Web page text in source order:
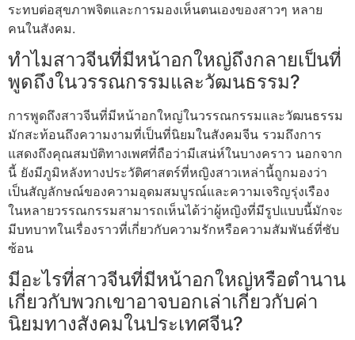
ระทบต่อสุขภาพจิตและการมองเห็นตนเองของสาวๆ หลาย
คนในสังคม.
ทำไมสาวจีนที่มีหน้าอกใหญ่ถึงกลายเป็นที่
พูดถึงในวรรณกรรมและวัฒนธรรม?
การพูดถึงสาวจีนที่มีหน้าอกใหญ่ในวรรณกรรมและวัฒนธรรม
มักสะท้อนถึงความงามที่เป็นที่นิยมในสังคมจีน รวมถึงการ
แสดงถึงคุณสมบัติทางเพศที่ถือว่ามีเสน่ห์ในบางคราว นอกจาก
นี้ ยังมีภูมิหลังทางประวัติศาสตร์ที่หญิงสาวเหล่านี้ถูกมองว่า
เป็นสัญลักษณ์ของความอุดมสมบูรณ์และความเจริญรุ่งเรือง
ในหลายวรรณกรรมสามารถเห็นได้ว่าผู้หญิงที่มีรูปแบบนี้มักจะ
มีบทบาทในเรื่องราวที่เกี่ยวกับความรักหรือความสัมพันธ์ที่ซับ
ซ้อน
มีอะไรที่สาวจีนที่มีหน้าอกใหญ่หรือตำนาน
เกี่ยวกับพวกเขาอาจบอกเล่าเกี่ยวกับค่า
นิยมทางสังคมในประเทศจีน?